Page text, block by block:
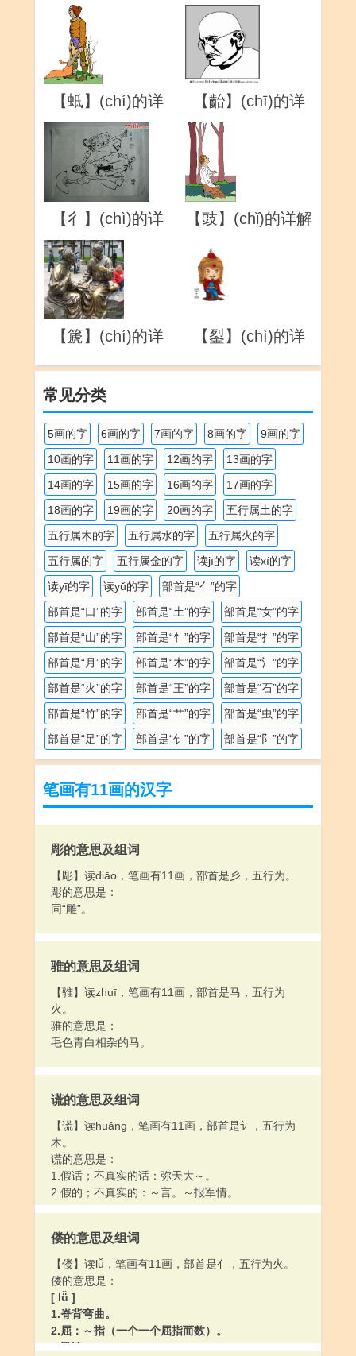
解
【蚳】(chí)的详
解
【齝】(chī)的详
【彳】(chì)的详
解
【豉】(chǐ)的详解
【篪】(chí)的详
【銐】(chì)的详
常见分类
5画的字 6画的字 7画的字 8画的字
9画的字
10画的字
11画的字 12画的字
13画的字
14画的字
15画的字 16画的字
17画的字
18画的字
19画的字 20画的字
五行属土的字
五行属木的字
五行属水的字
五行属火的字
五行属的字
五行属金的字 读jī的字
读xí的字
读yī的字
读yǔ的字
部首是“亻”的字
部首是“口”的字
部首是“土”的字
部首是“女”的字
部首是“山”的字
部首是“忄”的字
部首是“扌”的字
部首是“月”的字
部首是“木”的字
部首是“氵”的字
部首是“火”的字
部首是“王”的字
部首是“石”的字
部首是“竹”的字
部首是“艹”的字
部首是“虫”的字
部首是“足”的字
部首是“钅”的字 部首是“阝”的字
笔画有11画的汉字
彫的意思及组词
【彫】读diāo，笔画有11画，部首是彡，五行为。
彫的意思是：
同“雕”。
骓的意思及组词
【骓】读zhuī，笔画有11画，部首是马，五行为
火。
骓的意思是：
毛色青白相杂的马。
谎的意思及组词
【谎】读huǎng，笔画有11画，部首是讠，五行为
木。
谎的意思是：
1.假话；不真实的话：弥天大～。
2.假的；不真实的：～言。～报军情。
偻的意思及组词
【偻】读lǚ，笔画有11画，部首是亻，五行为火。
偻的意思是：
[ lǚ ]
1.脊背弯曲。
2.屈：～指（一个一个屈指而数）。
3.迅速。